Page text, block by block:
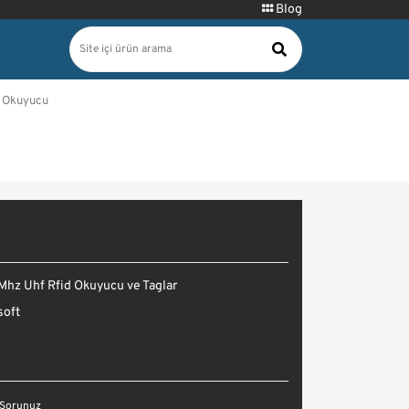
Blog
Uhf Rfid Okuyucu ve Taglar